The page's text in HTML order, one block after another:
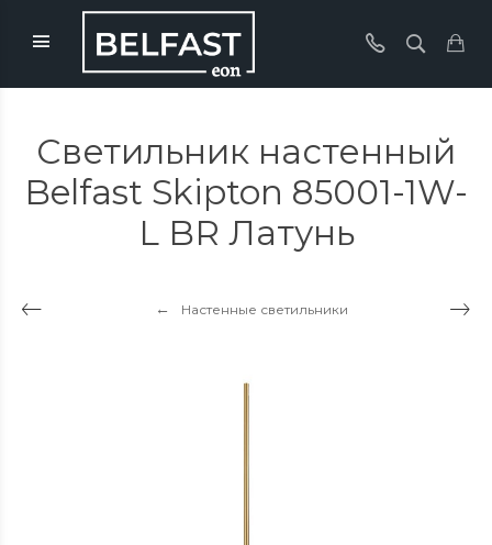
Светильник настенный
Belfast Skipton 85001-1W-
L BR Латунь
Настенные светильники